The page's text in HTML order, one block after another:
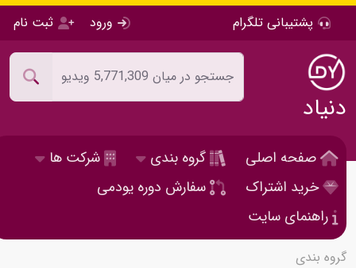
پشتیبانی تلگرام ورود ثبت نام
دنیاد
صفحه اصلی گروه بندی
شرکت ها
خرید اشتراک
سفارش دوره یودمی
راهنمای سایت
گروه بندی